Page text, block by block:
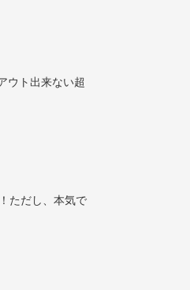
ウト出来ない超
ただし、本気で